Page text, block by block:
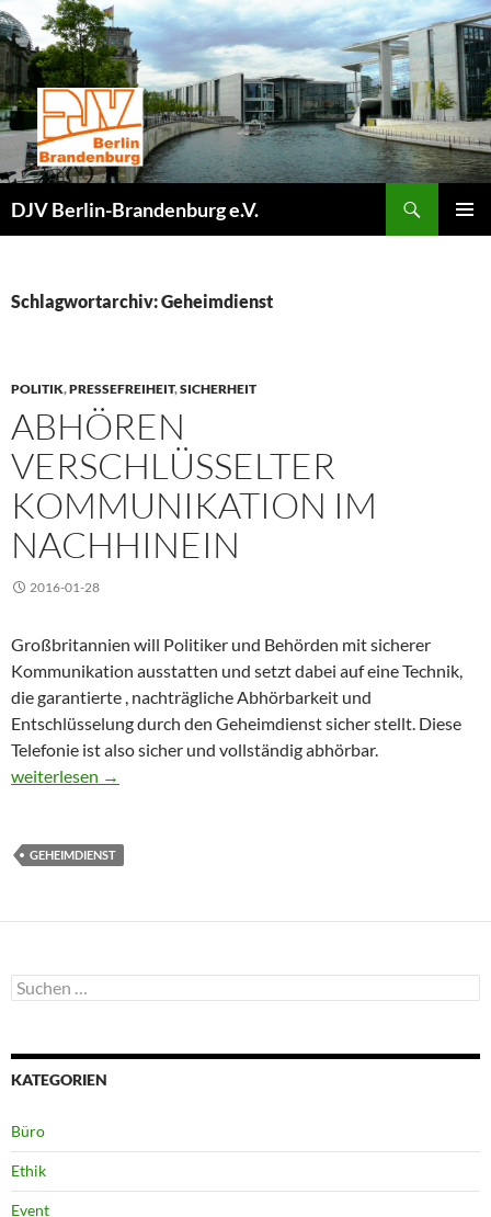
Zum
Inhalt
springen
DJV Berlin-Brandenburg e.V.
Schlagwortarchiv: Geheimdienst
POLITIK,PRESSEFREIHEIT,SICHERHEIT
ABHÖREN
VERSCHLÜSSELTER
KOMMUNIKATION IM
NACHHINEIN
2016-01-28
Großbritannien will Politiker und Behörden mit sicherer
Kommunikation ausstatten und setzt dabei auf eine Technik,
die garantierte , nachträgliche Abhörbarkeit und
Entschlüsselung durch den Geheimdienst sicher stellt. Diese
Telefonie ist also sicher und vollständig abhörbar.
Abhören verschlüsselter Kommunikation im Nachhinein
weiterlesen →
GEHEIMDIENST
Suchen
nach:
KATEGORIEN
Büro
Ethik
Event